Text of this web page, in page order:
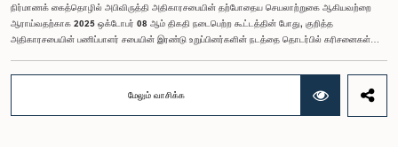
நிர்மாணக் கைத்தொழில் அபிவிருத்தி அதிகாரசபையின் தற்போதைய செயலாற்றுகை ஆகியவற்றை
ஆராய்வதற்காக 2025 ஒக்டோபர் 08 ஆம் திகதி நடைபெற்ற கூட்டத்தின் போது, குறித்த
அதிகாரசபையின் பணிப்பாளர் சபையின் இரண்டு உறுப்பினர்களின் நடத்தை தொடர்பில் கரிசனைகள்
இக்கூட்டத்தில் கலந்துகொண்டார் என்பதைக் குழு அவதானித்தது. மேலும், தாபிக்கப்பட்ட பாராளுமன்ற
நடைமுறை மற்றும் ஒழுங்குமுறைகளுக்கு முரணான வகையில், தவிசாளரின் முன் அனுமதியைப்
மேலும் வாசிக்க